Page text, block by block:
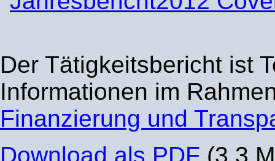
Der Tätigkeitsbericht ist
Informationen im
Finanzierung und
Download als PDF (3,3